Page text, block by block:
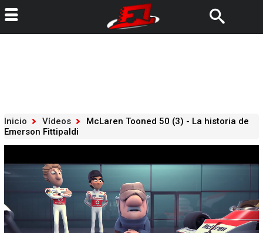
Inicio Vídeos
McLaren Tooned 50 (3) - La historia de
Emerson Fittipaldi